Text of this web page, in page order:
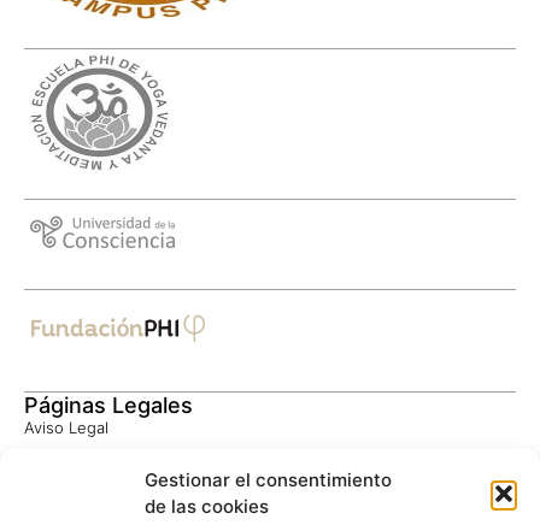
Gestionar el consentimiento
de las cookies
Páginas Legales
Aviso Legal
Consentimiento Informado
Política de Cookies